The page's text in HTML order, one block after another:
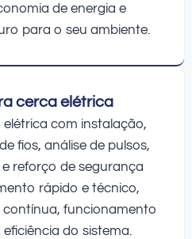
de energia e
para o seu ambiente.
cerca elétrica
com instalação,
fios, análise de pulsos,
reforço de segurança
rápido e técnico,
funcionamento
do sistema.